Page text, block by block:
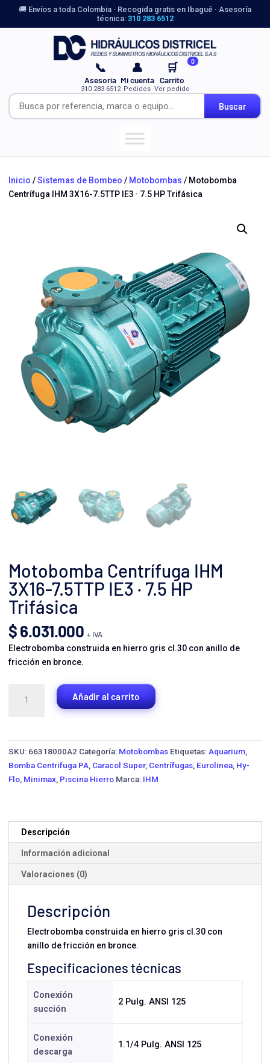
🚚 Envíos a toda Colombia · Recogida gratis en Ibagué · Asesoría
técnica: 310 283 6512
Buscar
📞
Asesoría
310 283 6512
👤
Mi cuenta
Pedidos
🛒 0
Carrito
Ver pedido
Inicio /Sistemas de Bombeo / Motobombas / Motobomba
Centrífuga IHM 3X16-7.5TTP IE3 · 7.5 HP Trifásica
Motobomba Centrífuga IHM
3X16-7.5TTP IE3 · 7.5 HP
Trifásica
$6.031.000 + IVA
Electrobomba construida en hierro gris cl.30 con anillo de
fricción en bronce.
Centrífuga
cantidad
Añadir al carrito
SKU: 66318000A2 Categoría: Motobombas Etiquetas: Aquarium
Bomba Centrifuga PA Caracol Super, Centrífugas Eurolinea Hy-
Flo Minimax Piscina Hierro Marca: IHM
Descripción
Información adicional
Valoraciones (0)
Descripción
Electrobomba construida en hierro gris cl.30 con
anillo de fricción en bronce.
Especificaciones técnicas
Conexión
succión
2 Pulg. ANSI 125
Conexión
descarga
1.1/4 Pulg. ANSI 125